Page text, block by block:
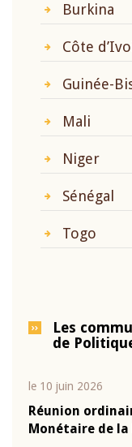
Burkina
Côte
Guinée-
Mali
Niger
Sénégal
Togo
Les
de
le 10 juin 2026
Réunion
Monétaire de la